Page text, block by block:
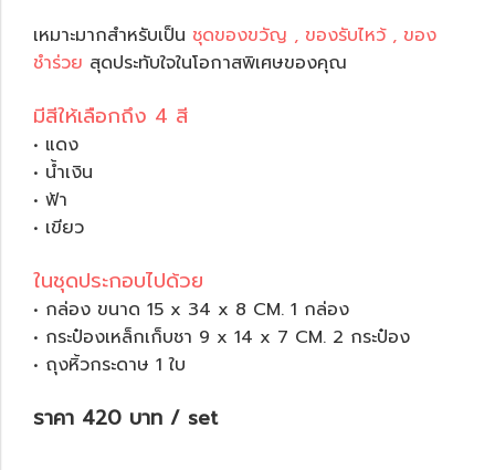
เหมาะมากสำหรับเป็น ชุดของขวัญ , ของรับไหว้ , ของ
ชำร่วย สุดประทับใจในโอกาสพิเศษของคุณ
มีสีให้เลือกถึง 4 สี
• แดง
• น้ำเงิน
• ฟ้า
• เขียว
ในชุดประกอบไปด้วย
• กล่อง ขนาด 15 x 34 x 8 CM. 1 กล่อง
• กระป๋องเหล็กเก็บชา 9 x 14 x 7 CM. 2 กระป๋อง
• ถุงหิ้วกระดาษ 1 ใบ
ราคา 420 บาท / set